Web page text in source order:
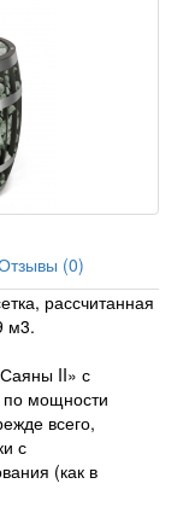
(0)
рассчитанная
м3.
II» с
по мощности
всего,
с
(как в